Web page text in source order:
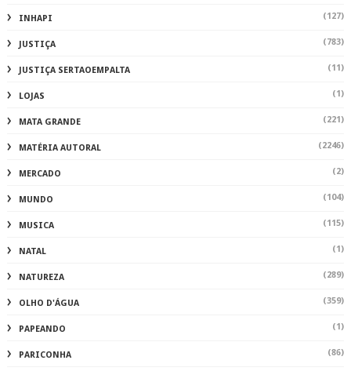
INHAPI (127)
JUSTIÇA (783)
JUSTIÇA SERTAOEMPALTA (11)
LOJAS (1)
MATA GRANDE (221)
MATÉRIA AUTORAL (2246)
MERCADO (2)
MUNDO (104)
MUSICA (115)
NATAL (1)
NATUREZA (289)
OLHO D'ÁGUA (359)
PAPEANDO (1)
PARICONHA (86)